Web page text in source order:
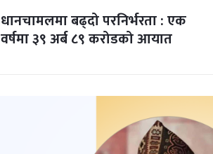
धानचामलमा बढ्दो परनिर्भरता : एक
वर्षमा ३९ अर्ब ८९ करोडको आयात